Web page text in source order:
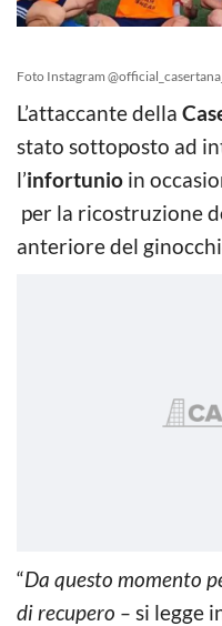
Foto Instagram
L’attaccante della
stato sottoposto ad
l’infortunio in
per la ricostruzione
anteriore del
“Da questo momento
di recupero – si legge